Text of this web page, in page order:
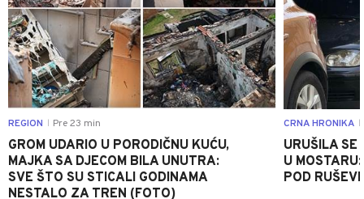
REGION Pre 23 min
GROM UDARIO U PORODIČNU KUĆU,
MAJKA SA DJECOM BILA UNUTRA:
SVE ŠTO SU STICALI GODINAMA
NESTALO ZA TREN (FOTO)
CRNA HRONIKA
URUŠILA
U
POD